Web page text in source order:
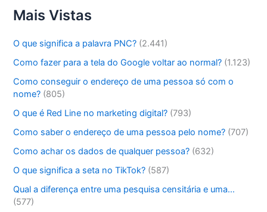
Mais Vistas
O que significa a palavra PNC? (2.441)
Como fazer para a tela do Google voltar ao normal? (1.123)
Como conseguir o endereço de uma pessoa só com o
nome? (805)
O que é Red Line no marketing digital? (793)
Como saber o endereço de uma pessoa pelo nome? (707)
Como achar os dados de qualquer pessoa? (632)
O que significa a seta no TikTok? (587)
Qual a diferença entre uma pesquisa censitária e uma…
(577)